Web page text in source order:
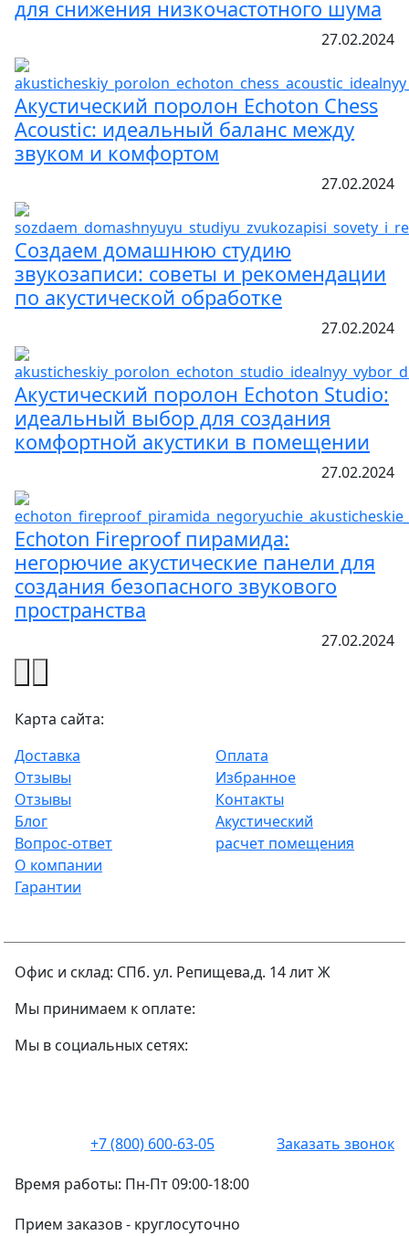
для снижения низкочастотного шума
27.02.2024
Акустический поролон Echoton Chess
Acoustic: идеальный баланс между
звуком и комфортом
27.02.2024
Создаем домашнюю студию
звукозаписи: советы и рекомендации
по акустической обработке
27.02.2024
Акустический поролон Echoton Studio:
идеальный выбор для создания
комфортной акустики в помещении
27.02.2024
Echoton Fireproof пирамида:
негорючие акустические панели для
создания безопасного звукового
пространства
27.02.2024
Карта сайта:
Доставка
Отзывы
Оплата
Избранное
Отзывы
Блог
Вопрос-ответ
О компании
Гарантии
Контакты
Акустический
расчет помещения
Офис и склад: СПб. ул. Репищева,д. 14 лит Ж
Мы принимаем к оплате:
Мы в социальных сетях:
+7 (800) 600-63-05
Заказать звонок
Время работы: Пн-Пт 09:00-18:00
Прием заказов - круглосуточно